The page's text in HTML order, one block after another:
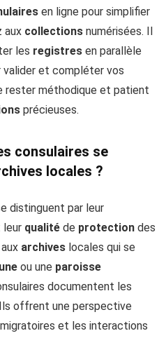
en ligne pour simplifier
aux collections numérisées. Il
les registres en parallèle
valider et compléter vos
rester méthodique et patient
précieuses.
consulaires se
locales ?
distinguent par leur
leur qualité de protection des
archives locales qui se
ou une paroisse
documentent les
Ils offrent une perspective
et les interactions